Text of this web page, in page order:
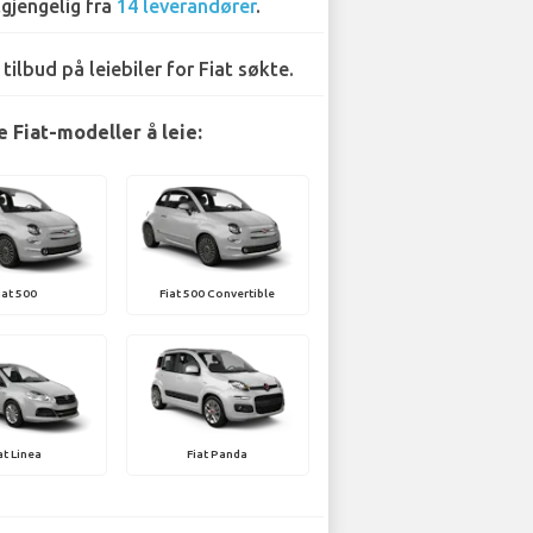
fra 14 leverandører.
tilbud på leiebiler for Fiat søkte.
Fiat-modeller å leie:
500 Fiat 500 Convertible
Linea Fiat Panda